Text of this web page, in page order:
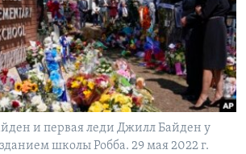
и первая леди Джилл Байден у
школы Робба. 29 мая 2022 г.